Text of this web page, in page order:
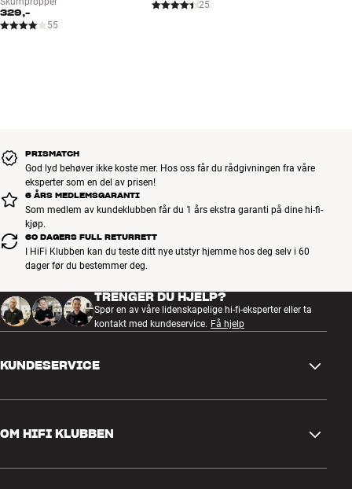
Spilletid på opptil 5 timer (15 timer med ladeetui)
329,-
55
25
PRISMATCH
God lyd behøver ikke koste mer. Hos oss får du rådgivningen fra våre
eksperter som en del av prisen!
6 ÅRS MEDLEMSGARANTI
Som medlem av kundeklubben får du 1 års ekstra garanti på dine hi-fi-
kjøp.
60 DAGERS FULL RETURRETT
I HiFi Klubben kan du teste ditt nye utstyr hjemme hos deg selv i 60
dager før du bestemmer deg.
TRENGER DU HJELP?
Spør en av våre lidenskapelige hi-fi-eksperter eller ta
kontakt med kundeservice. Få hjelp
KUNDESERVICE
Retur og reklamasjon
OM HIFI KLUBBEN